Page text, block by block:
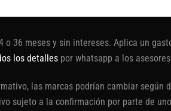
meses y sin intereses. Aplica un
los detallespor whatsapp a los
las marcas podrían cambiar
sujeto a la confirmación por parte de